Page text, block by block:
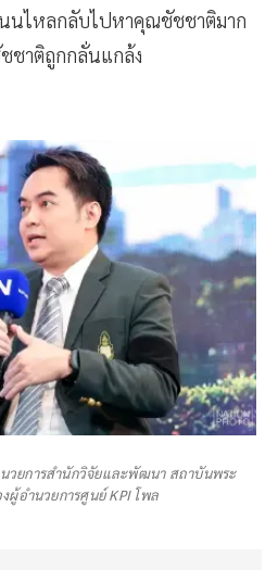
นไหลกลับไปหาคุณชัชชาติมาก
ชาติถูกกลั่นแกล้ง
วยการสำนักวิจัยและพัฒนา สถาบันพระ
ผู้อำนวยการศูนย์ KPI โพล